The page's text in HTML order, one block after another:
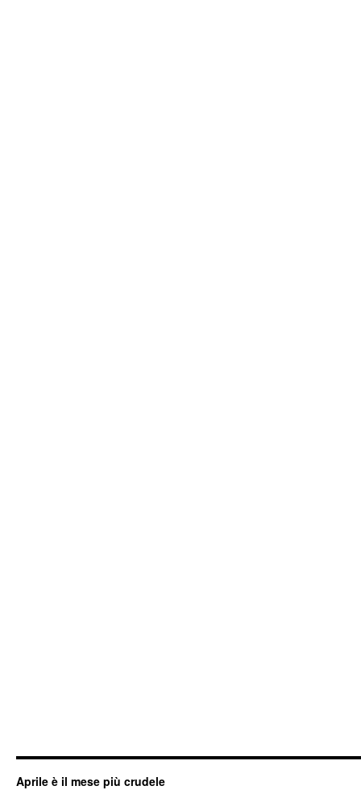
Aprile è il mese più crudele